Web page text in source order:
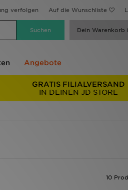
verfolgen Auf die Wunschliste
Dein Warenkorb
Angebote
GRATIS FILIALVERSAND
IN DEINEN JD STORE
10